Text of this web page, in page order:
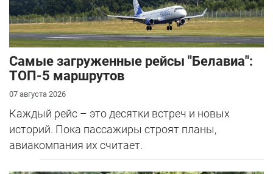
Самые загруженные рейсы "Белавиа":
ТОП-5 маршрутов
07 августа 2026
Каждый рейс – это десятки встреч и новых
историй. Пока пассажиры строят планы,
авиакомпания их считает.